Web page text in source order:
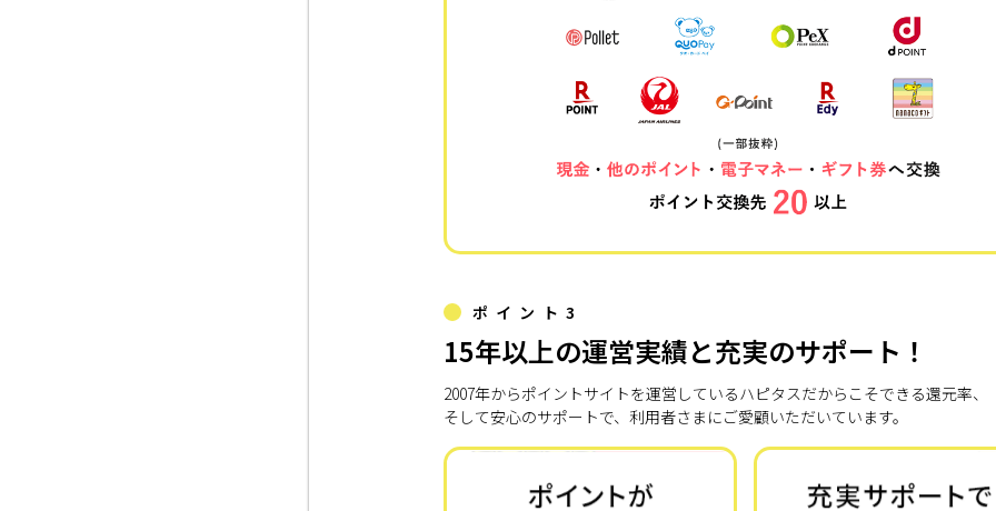
ポイント3
15年以上の運営実績と充実のサポート！
2007年からポイントサイトを運営しているハピタスだからこそできる還元率、
そして安心のサポートで、利用者さまにご愛顧いただいています。